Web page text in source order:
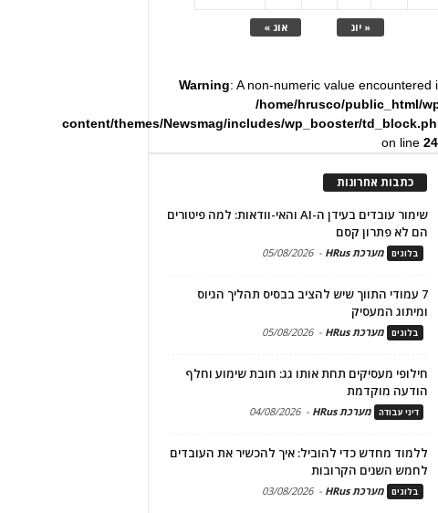
« יונ אוג »
Warning: A non-numeric value encountered
/home/hrusco/public_html/
content/themes/Newsmag/includes/wp_booster/
on line
כתבות אחרונות
שימור עובדים בעידן ה-AI והאי-וודאות: למה פיטורים
הם לא פתרון קסם
בלוגים מערכת HRus -
05/08/2026
7 עמודי התווך שיש להציב בבסיס תהליך הגיוס
ומיתוג המעסיק
בלוגים מערכת HRus -
05/08/2026
חילופי מעסיקים תחת אותו גג: חובת שימוע וחלף
הודעה מוקדמת
דיני עבודה מערכת HRus -
04/08/2026
ללמוד מחדש כדי להוביל: איך להכשיר את העובדים
לחמש השנים הקרובות
בלוגים מערכת HRus -
03/08/2026